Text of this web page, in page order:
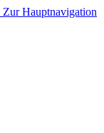
Zur Hauptnavigation